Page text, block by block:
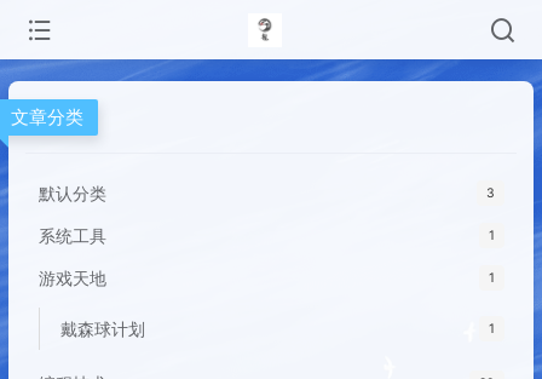
文章分类
默认分类 3
系统工具 1
游戏天地 1
戴森球计划 1